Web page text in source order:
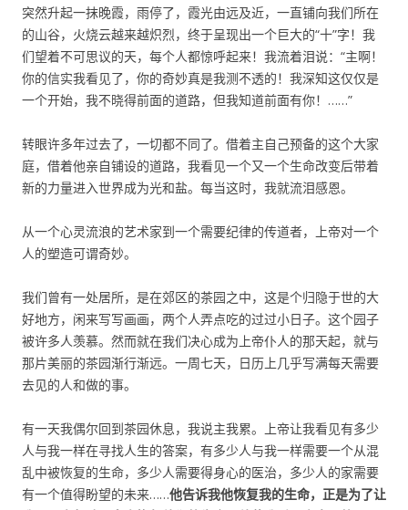
突然升起一抹晚霞，雨停了，霞光由远及近，一直铺向我们所在
的山谷，火烧云越来越炽烈，终于呈现出一个巨大的“十”字！我
们望着不可思议的天，每个人都惊呼起来！我流着泪说：“主啊！
你的信实我看见了，你的奇妙真是我测不透的！我深知这仅仅是
一个开始，我不晓得前面的道路，但我知道前面有你！……”
转眼许多年过去了，一切都不同了。借着主自己预备的这个大家
庭，借着他亲自铺设的道路，我看见一个又一个生命改变后带着
新的力量进入世界成为光和盐。每当这时，我就流泪感恩。
从一个心灵流浪的艺术家到一个需要纪律的传道者，上帝对一个
人的塑造可谓奇妙。
我们曾有一处居所，是在郊区的茶园之中，这是个归隐于世的大
好地方，闲来写写画画，两个人弄点吃的过过小日子。这个园子
被许多人羡慕。然而就在我们决心成为上帝仆人的那天起，就与
那片美丽的茶园渐行渐远。一周七天，日历上几乎写满每天需要
去见的人和做的事。
有一天我偶尔回到茶园休息，我说主我累。上帝让我看见有多少
人与我一样在寻找人生的答案，有多少人与我一样需要一个从混
乱中被恢复的生命，多少人需要得身心的医治，多少人的家需要
有一个值得盼望的未来……他告诉我他恢复我的生命，正是为了让